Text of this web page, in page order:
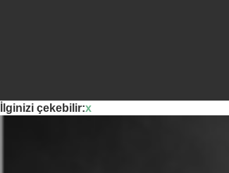
İlginizi çekebilir:x